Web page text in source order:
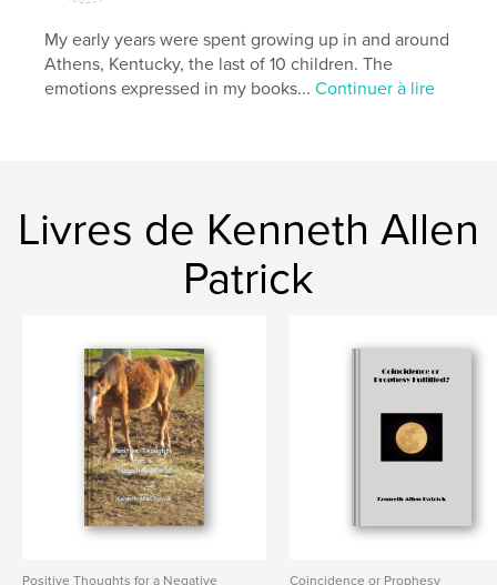
My early years were spent growing up in and around
Athens, Kentucky, the last of 10 children. The
emotions expressed in my books...Continuer à lire
Livres de Kenneth Allen
Patrick
Positive Thoughts for a Negative Coincidence or Prophesy